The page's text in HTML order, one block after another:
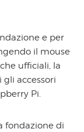
e per
il mouse
ufficiali, la
accessori
Pi.
fondazione di